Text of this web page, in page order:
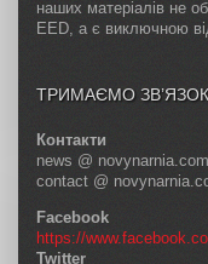
наших матеріалів не
EED, а є виключною
ТРИМАЄМО
Контакти
news @ novynarnia.com
contact @
Facebook
https://
Twitter